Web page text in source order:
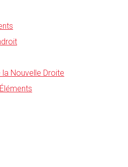
la Nouvelle Droite